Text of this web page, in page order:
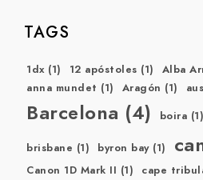
TAGS
1dx(1) 12 apóstoles (1) Alba
anna mundet (1) Aragón (1)
Barcelona (4) boira (1)
brisbane (1) byron bay(1)
Canon 1D Mark II (1) cape